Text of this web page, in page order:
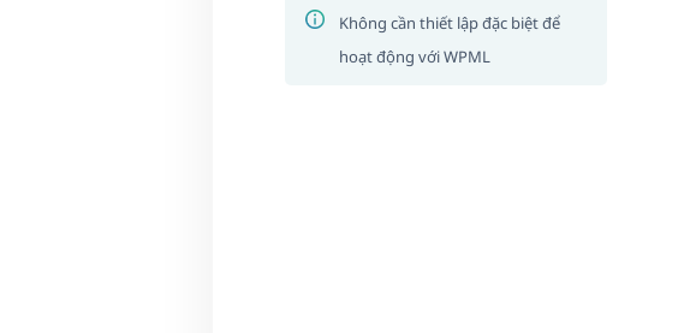
Không cần thiết lập đặc biệt để
hoạt động với WPML